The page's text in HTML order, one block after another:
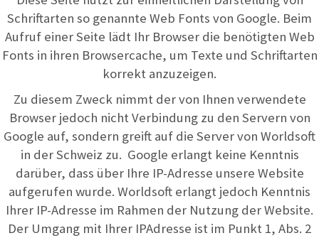
Schriftarten so genannte Web Fonts von Google. Beim
Aufruf einer Seite lädt Ihr Browser die benötigten Web
Fonts in ihren Browsercache, um Texte und Schriftarten
korrekt anzuzeigen.
Zu diesem Zweck nimmt der von Ihnen verwendete
Browser jedoch nicht Verbindung zu den Servern von
Google auf, sondern greift auf die Server von Worldsoft
in der Schweiz zu. Google erlangt keine Kenntnis
darüber, dass über Ihre IP-Adresse unsere Website
aufgerufen wurde. Worldsoft erlangt jedoch Kenntnis
Ihrer IP-Adresse im Rahmen der Nutzung der Website.
Der Umgang mit Ihrer IPAdresse ist im Punkt 1, Abs. 2